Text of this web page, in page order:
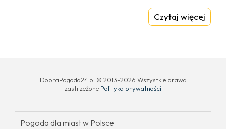
Czytaj więcej
DobraPogoda24.pl © 2013-2026 Wszystkie prawa
zastrzeżone Polityka prywatności
Pogoda dla miast w Polsce